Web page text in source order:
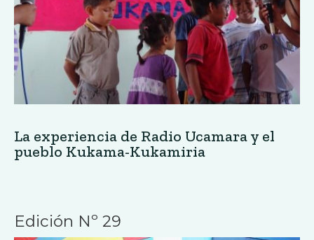
La experiencia de Radio Ucamara y el
pueblo Kukama-Kukamiria
Edición Nº 29